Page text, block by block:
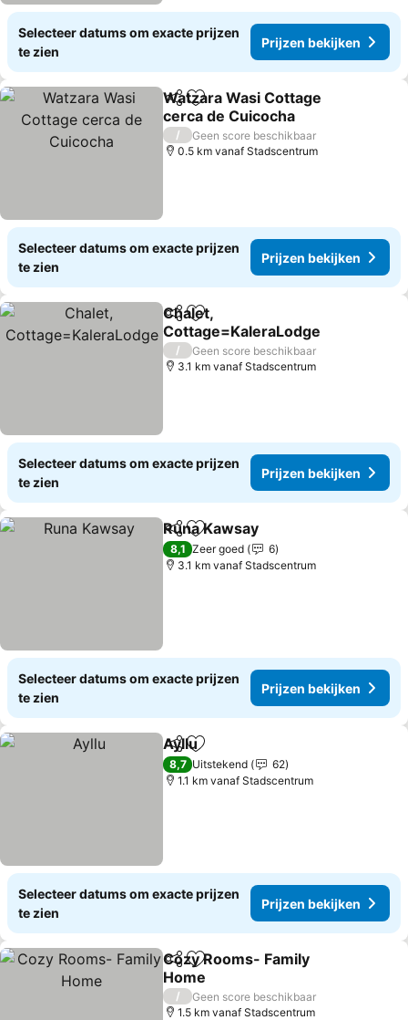
Selecteer datums om exacte prijzen
te zien
Prijzen bekijken
DelenToevoegen aan favorieten
Watzara Wasi Cottage
cerca de Cuicocha
Prijzen bekijken
/
Geen score beschikbaar
0.5 km vanaf Stadscentrum
Selecteer datums om exacte prijzen
te zien
Prijzen bekijken
DelenToevoegen aan favorieten
Chalet,
Cottage=KaleraLodge
Prijzen bekijken
/
Geen score beschikbaar
3.1 km vanaf Stadscentrum
Selecteer datums om exacte prijzen
te zien
Prijzen bekijken
DelenToevoegen aan favorieten
Runa Kawsay
8,1 Zeer goed
6
3.1 km vanaf Stadscentrum
Selecteer datums om exacte prijzen
te zien
Prijzen bekijken
DelenToevoegen aan favorieten
Ayllu
8,7 Uitstekend
62
1.1 km vanaf Stadscentrum
Selecteer datums om exacte prijzen
te zien
Prijzen bekijken
DelenToevoegen aan favorieten
Cozy Rooms- Family
Home
Prijzen bekijken
/
Geen score beschikbaar
1.5 km vanaf Stadscentrum